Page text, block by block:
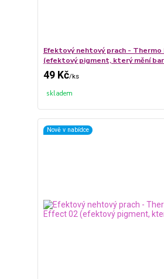
Efektový nehtový prach - Thermo
(efektový pigment, který mění
49 Kč/ks
skladem
Nově v nabídce